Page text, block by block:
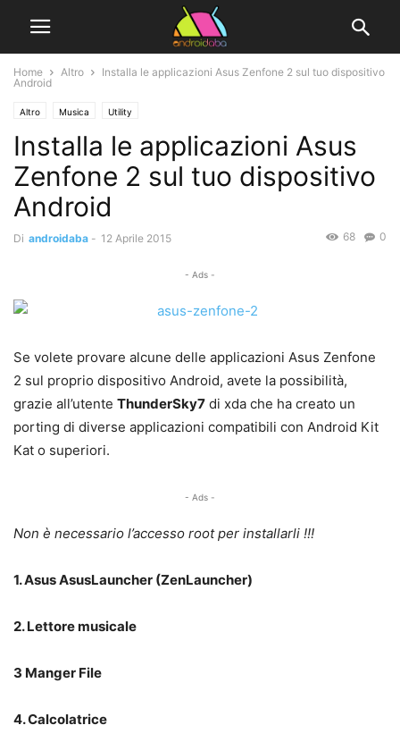
Home Altro
Installa le applicazioni Asus Zenfone 2 sul tuo dispositivo
Android
Altro Musica Utility
Installa le applicazioni Asus
Zenfone 2 sul tuo dispositivo
Android
Di androidaba - 12 Aprile 2015 0
68
- Ads -
Se volete provare alcune delle applicazioni Asus Zenfone
2 sul proprio dispositivo Android, avete la possibilità,
grazie all’utente ThunderSky7 di xda che ha creato un
porting di diverse applicazioni compatibili con Android Kit
Kat o superiori.
- Ads -
Non è necessario l’accesso root per installarli !!!
1. Asus AsusLauncher (ZenLauncher)
2. Lettore musicale
3 Manger File
4. Calcolatrice